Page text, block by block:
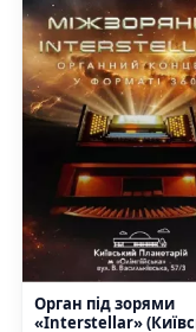
Орган під зорями
«Interstellar»